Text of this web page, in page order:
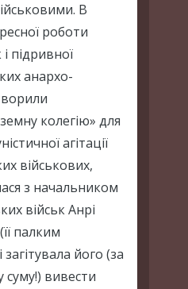
В
роботи
підривної
анархо-
колегію» для
агітації
військових,
з начальником
військ Анрі
палким
його (за
вивести